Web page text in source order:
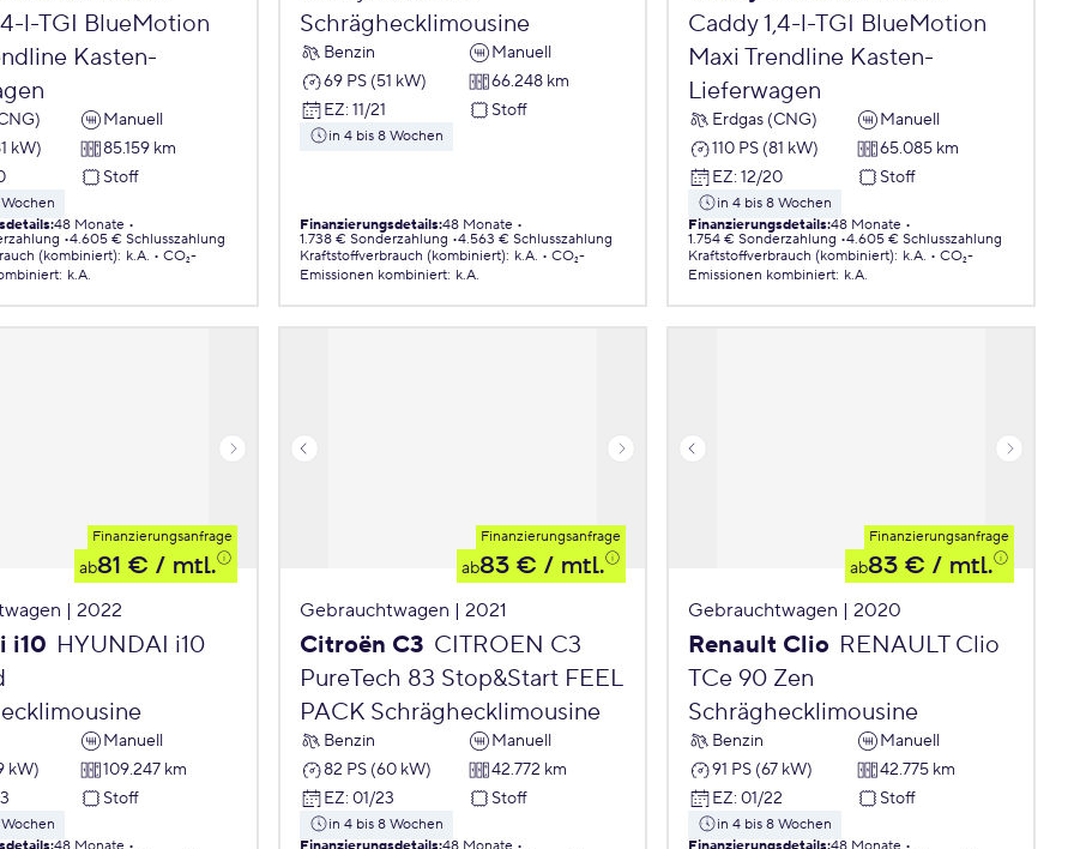
l-TGI BlueMotion
Kasten-
Manuell
kW)
85.159 km
Stoff
:48 Monate
4.605 € Schlusszahlung
(kombiniert): k.A.
CO₂-
: k.A.
Schräghecklimousine
Benzin
Manuell
69 PS (51 kW)
66.248 km
EZ: 11/21 Stoff
in 4 bis 8 Wochen
Finanzierungsdetails:48 Monate
1.738 € Sonderzahlung 4.563 € Schlusszahlung
Kraftstoffverbrauch (kombiniert): k.A.
CO₂-
Emissionen kombiniert: k.A.
Caddy 1,4-l-TGI BlueMotion
Maxi Trendline Kasten-
Lieferwagen
Erdgas (CNG)
Manuell
110 PS (81 kW)
65.085 km
EZ: 12/20 Stoff
in 4 bis 8 Wochen
Finanzierungsdetails:48 Monate
1.754 € Sonderzahlung 4.605 € Schlusszahlung
Kraftstoffverbrauch (kombiniert): k.A.
CO₂-
Emissionen kombiniert: k.A.
Finanzierungsanfrage
ab81 € / mtl.
| 2022
i10 HYUNDAI i10
Manuell
kW)
109.247 km
Stoff
Finanzierungsanfrage
ab83 € / mtl.
Gebrauchtwagen | 2021
Citroën C3 CITROEN C3
PureTech 83 Stop&Start FEEL
PACK Schräghecklimousine
Benzin
Manuell
82 PS (60 kW)
42.772 km
EZ: 01/23 Stoff
in 4 bis 8 Wochen
Finanzierungsanfrage
ab83 € / mtl.
Gebrauchtwagen | 2020
Renault Clio RENAULT Clio
TCe 90 Zen
Schräghecklimousine
Benzin
Manuell
91 PS (67 kW)
42.775 km
EZ: 01/22 Stoff
in 4 bis 8 Wochen